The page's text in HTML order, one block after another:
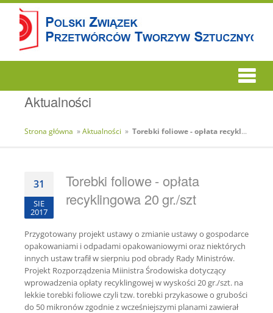
Aktualności
Strona główna »Aktualności » Torebki foliowe - opłata recyklingowa 20 gr./szt
31
SIE
2017
Torebki foliowe - opłata
recyklingowa 20 gr./szt
Przygotowany projekt ustawy o zmianie ustawy o gospodarce
opakowaniami i odpadami opakowaniowymi oraz niektórych
innych ustaw trafił w sierpniu pod obrady Rady Ministrów.
Projekt Rozporządzenia Miinistra Środowiska dotyczący
wprowadzenia opłaty recyklingowej w wyskości 20 gr./szt. na
lekkie torebki foliowe czyli tzw. torebki przykasowe o grubości
do 50 mikronów zgodnie z wcześniejszymi planami zawierał